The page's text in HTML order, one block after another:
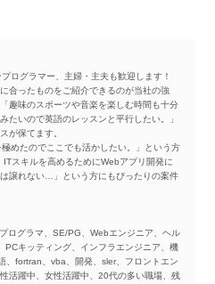
ログラマー、主婦・主夫も歓迎します！
合ったものをご紹介できるのが当社の強
趣味のスポーツや音楽を楽しむ時間も十分
たいので英語のレッスンと平行したい。」
が保てます。
めたのでここでも活かしたい。」という方
スキルを高めるためにWebアプリ開発に
譲れない…」という方にもぴったりの案件
ログラマ、SE/PG、Webエンジニア、ヘル
PCキッティング、インフラエンジニア、機
、fortran、vba、開発、sler、フロントエン
活躍中、女性活躍中、20代の多い職場、残